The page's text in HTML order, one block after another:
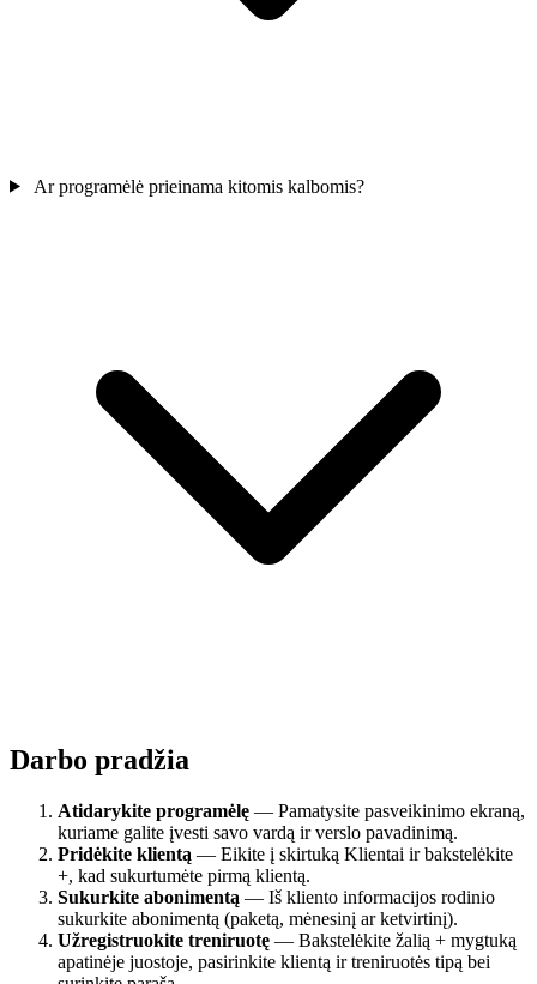
Ar programėlė prieinama kitomis kalbomis?
Darbo pradžia
Atidarykite programėlę — Pamatysite pasveikinimo ekraną,
kuriame galite įvesti savo vardą ir verslo pavadinimą.
Pridėkite klientą — Eikite į skirtuką Klientai ir bakstelėkite
+, kad sukurtumėte pirmą klientą.
Sukurkite abonimentą — Iš kliento informacijos rodinio
sukurkite abonimentą (paketą, mėnesinį ar ketvirtinį).
Užregistruokite treniruotę — Bakstelėkite žalią + mygtuką
apatinėje juostoje, pasirinkite klientą ir treniruotės tipą bei